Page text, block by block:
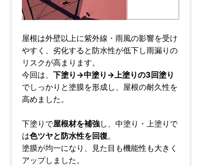
屋根は外壁以上に紫外線・雨風の影響を受け
やすく、劣化すると防水性が低下し雨漏りの
リスクが高まります。
今回は、 下塗り→中塗り→上塗りの3回塗り
でしっかりと塗膜を形成し、屋根の耐久性を
高めました。
下塗りで屋根材を補強し、中塗り・上塗りで
は色ツヤと防水性を回復。
塗膜が均一になり、見た目も機能性も大きく
アップしました。